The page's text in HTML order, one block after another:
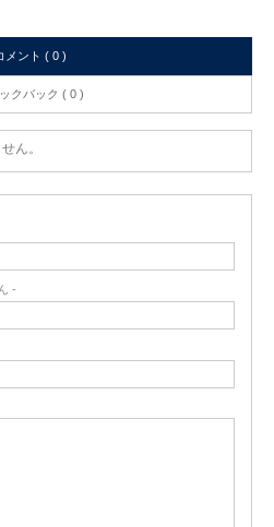
メント ( 0 )
ックバック ( 0 )
ん。
-